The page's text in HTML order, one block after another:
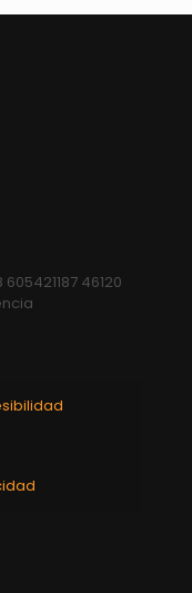
46120